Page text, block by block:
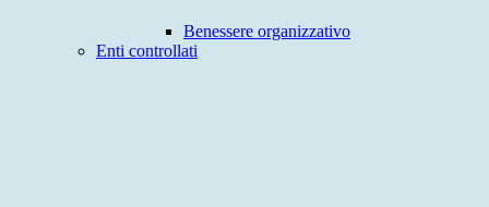
Benessere organizzativo
Enti controllati